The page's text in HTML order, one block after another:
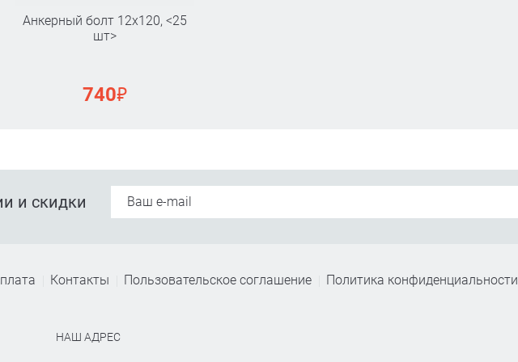
Анкерный болт 12х120, <25
шт>
740₽
и скидки
Контакты Пользовательское соглашение Политика конфиденциальности
НАШ АДРЕС